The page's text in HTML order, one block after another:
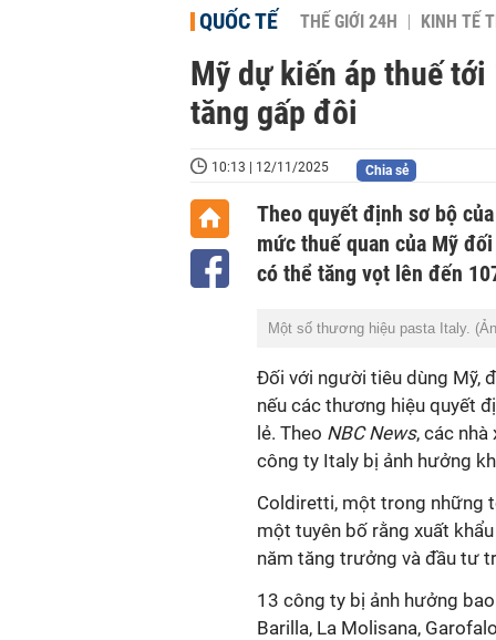
QUỐC TẾ THẾ GIỚI 24H KINH TẾ
Mỹ dự kiến áp thuế
tăng gấp đôi
10:13 | 12/11/2025 Chia sẻ
Theo quyết định sơ bộ
mức thuế quan của Mỹ
có thể tăng vọt lên đến
Một số thương hiệu pasta Italy.
Đối với người tiêu dùng Mỹ,
nếu các thương hiệu quyết
lẻ. Theo NBC News, các
công ty Italy bị ảnh hưởng
Coldiretti, một trong những
một tuyên bố rằng xuất
năm tăng trưởng và đầu tư
13 công ty bị ảnh hưởng
Barilla, La Molisana,